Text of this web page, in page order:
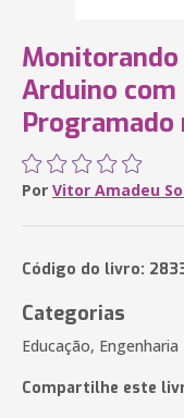
Arduino com
Programado
Por Vitor Amadeu
Código do livro:
Categorias
Educação,
Compartilhe este